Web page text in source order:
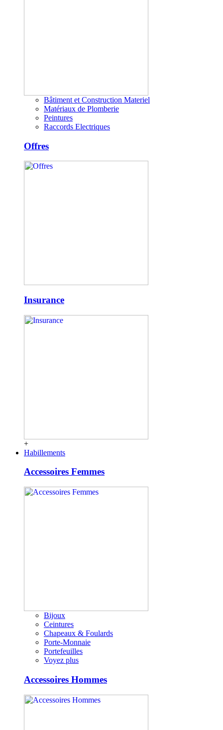
Bâtiment et Construction Materiel
Matériaux de Plomberie
Peintures
Raccords Electriques
Offres
Insurance
+
Habillements
Accessoires Femmes
Bijoux
Ceintures
Chapeaux & Foulards
Porte-Monnaie
Portefeuilles
Voyez plus
Accessoires Hommes